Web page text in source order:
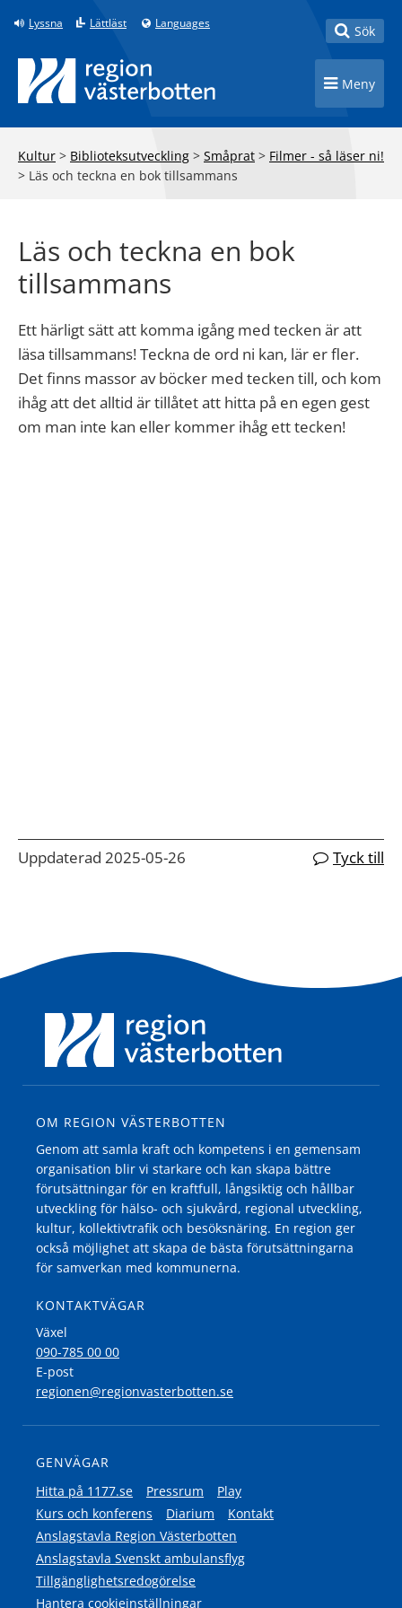
Till innehåll på sidan
Lyssna Lättläst Languages Toggle
Sök
Toggle
Meny
Kultur > Biblioteksutveckling > Småprat > Filmer - så läser ni!
> Läs och teckna en bok tillsammans
Läs och teckna en bok
tillsammans
Ett härligt sätt att komma igång med tecken är att
läsa tillsammans! Teckna de ord ni kan, lär er fler.
Det finns massor av böcker med tecken till, och kom
ihåg att det alltid är tillåtet att hitta på en egen gest
om man inte kan eller kommer ihåg ett tecken!
Uppdaterad 2025-05-26 Tyck till
OM REGION VÄSTERBOTTEN
Genom att samla kraft och kompetens i en gemensam
organisation blir vi starkare och kan skapa bättre
förutsättningar för en kraftfull, långsiktig och hållbar
utveckling för hälso- och sjukvård, regional utveckling,
kultur, kollektivtrafik och besöksnäring. En region ger
också möjlighet att skapa de bästa förutsättningarna
för samverkan med kommunerna.
KONTAKTVÄGAR
Växel
090-785 00 00
E-post
regionen@regionvasterbotten.se
GENVÄGAR
Hitta på 1177.se
Pressrum
Play
Kurs och konferens
Diarium
Kontakt
Anslagstavla Region Västerbotten
Anslagstavla Svenskt ambulansflyg
Tillgänglighetsredogörelse
Hantera cookieinställningar